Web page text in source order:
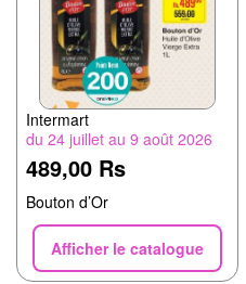
Intermart
du 24 juillet au 9 août 2026
489,00 Rs
Bouton d’Or
Afficher le catalogue